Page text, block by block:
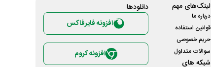
لینک‌های مهم
درباره ما
قوانین استفاده
حریم خصوصی
سوالات متداول
شبکه های
دانلود‌ها
افزونه فایرفاکس
افزونه کروم